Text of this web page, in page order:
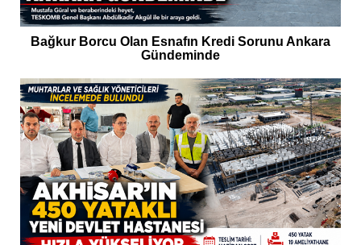
Bağkur Borcu Olan Esnafın Kredi Sorunu Ankara
Gündeminde